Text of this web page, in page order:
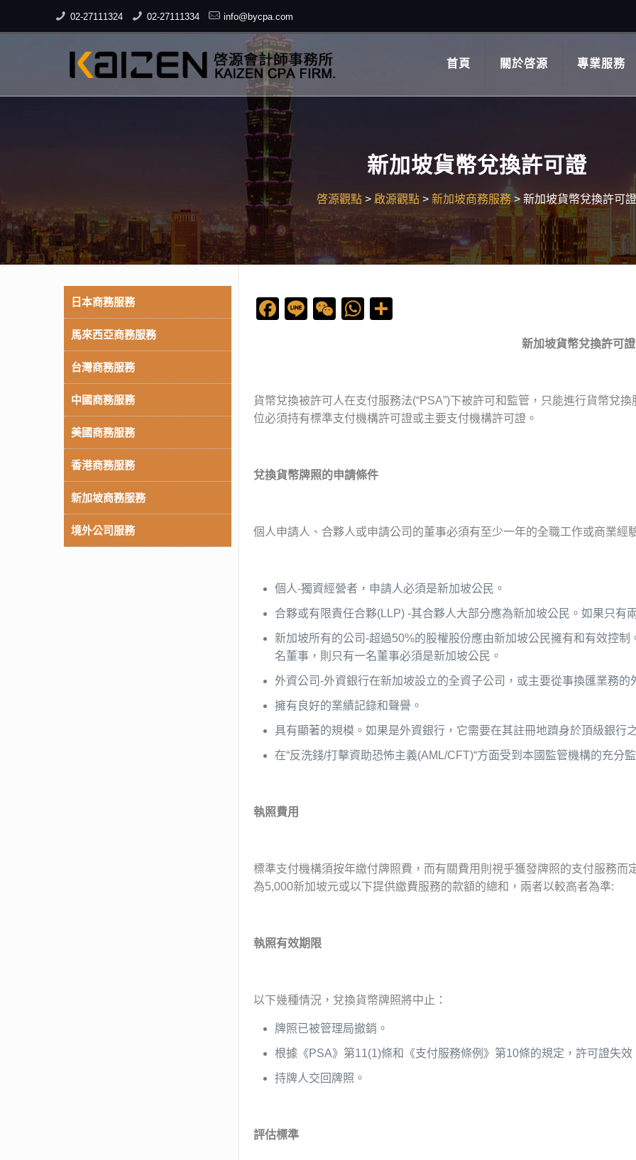
02-27111324 02-27111334 info@bycpa.com
首頁 關於啓源 專業服務
新加坡貨幣兌換許可證
啓源觀點 > 啟源觀點 >新加坡商務服務>新加坡貨幣兌換許可證
Facebook
LineWeChatWhatsApp
新加坡貨幣兌換許可證
貨幣兌換被許可人在支付服務法(“PSA”)下被許可和監管，只能進行貨幣兌
位必須持有標準支付機構許可證或主要支付機構許可證。
兌換貨幣牌照的申請條件
個人申請人、合夥人或申請公司的董事必須有至少一年的全職工作或商業經
個人-獨資經營者，申請人必須是新加坡公民。
合夥或有限責任合夥(LLP) -其合夥人大部分應為新加坡公民。如果只有
新加坡所有的公司-超過50%的股權股份應由新加坡公民擁有和有效控
名董事，則只有一名董事必須是新加坡公民。
外資公司-外資銀行在新加坡設立的全資子公司，或主要從事換匯業務的
擁有良好的業績記錄和聲譽。
具有顯著的規模。如果是外資銀行，它需要在其註冊地躋身於頂級銀行
在“反洗錢/打擊資助恐怖主義(AML/CFT)“方面受到本國監管機構的充分監
執照費用
標準支付機構須按年繳付牌照費，而有關費用則視乎獲發牌照的支付服務而
為5,000新加坡元或以下提供繳費服務的款額的總和，兩者以較高者為準:
執照有效期限
以下幾種情況，兌換貨幣牌照將中止：
牌照已被管理局撤銷。
根據《PSA》第11(1)條和《支付服務條例》第10條的規定，許可證失效
持牌人交回牌照。
評估標準
日本商務服務
馬來西亞商務服務
台灣商務服務
中國商務服務
美國商務服務
香港商務服務
新加坡商務服務
境外公司服務